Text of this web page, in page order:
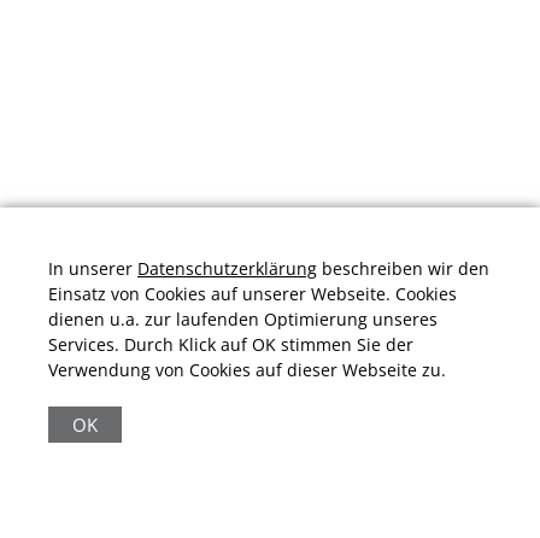
|
Bewertungsgrundlage des Anbieters: 13 Verkaufs- und 32
In unserer Datenschutzerklärung beschreiben wir den
Einsatz von Cookies auf unserer Webseite. Cookies
dienen u.a. zur laufenden Optimierung unseres
Services. Durch Klick auf OK stimmen Sie der
Verwendung von Cookies auf dieser Webseite zu.
OK